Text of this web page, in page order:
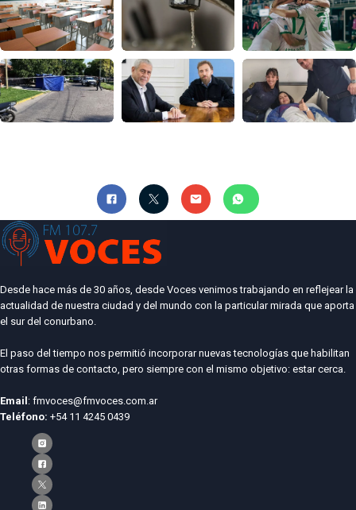
Desde hace más de 30 años, desde Voces venimos trabajando en reflejear la
actualidad de nuestra ciudad y del mundo con la particular mirada que aporta
el sur del conurbano.
El paso del tiempo nos permitió incorporar nuevas tecnologías que habilitan
otras formas de contacto, pero siempre con el mismo objetivo: estar cerca.
Email : fmvoces@fmvoces.com.ar
Teléfono: +54 11 4245 0439